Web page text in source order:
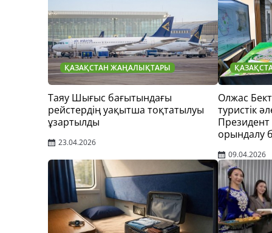
ҚАЗАҚСТАН ЖАҢАЛЫҚТАРЫ
Таяу Шығыс бағытындағы
рейстердің уақытша тоқтатылуы
ұзартылды
23.04.2026
Олжас
туристік
орындалу
09.04.2026